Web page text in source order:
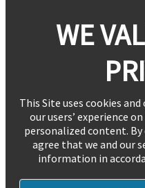
WE
This Site uses cookies
our users’ experience
personalized content.
agree that we and our
information in